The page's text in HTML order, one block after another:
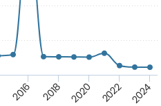
2016 2018 2020 2022 2024